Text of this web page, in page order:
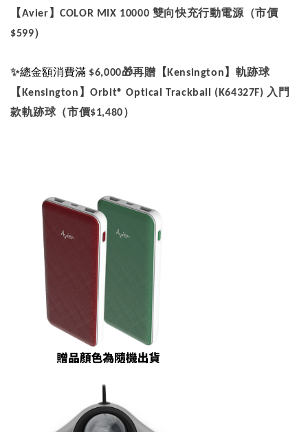
【Avier 】COLOR MIX 10000 雙向快充行動電源（市價
$599）
✨總金額消費滿 $6,000🎁再贈【Kensington 】軌跡球
【 Kensington 】Orbit® Optical Trackball (K64327F) 入門
款軌跡球（市價$1,480）